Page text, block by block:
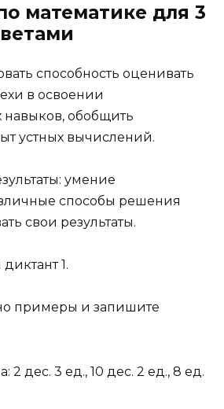
математике для 3
способность оценивать
в освоении
обобщить
устных вычислений.
умение
способы решения
свои результаты.
1.
примеры и запишите
2 дес. 3 ед., 10 дес. 2 ед., 8 ед.